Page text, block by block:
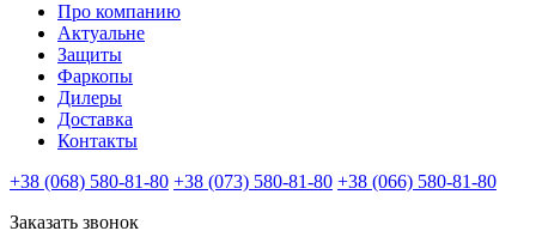
Про компанию
Актуальне
Защиты
Фаркопы
Дилеры
Доставка
Контакты
+38 (068) 580-81-80 +38 (073) 580-81-80 +38 (066) 580-81-80
Заказать звонок